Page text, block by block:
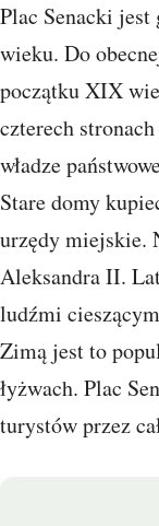
Plac Senacki
wieku. Do
początku XIX
czterech
władze
Stare domy
urzędy miejskie.
Aleksandra II.
ludźmi
Zimą jest to
łyżwach. Plac
turystów przez